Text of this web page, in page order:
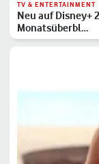
TV & ENTERTAINMENT
Neu auf Disney+
Monatsüberbl…